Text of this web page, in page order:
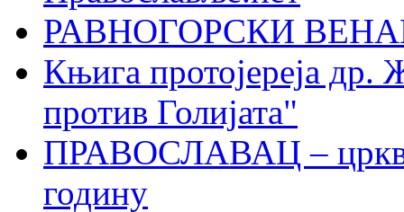
РАВНОГОРСКИ
Књига протојереја др.
против Голијата"
ПРАВОСЛАВАЦ –
годину